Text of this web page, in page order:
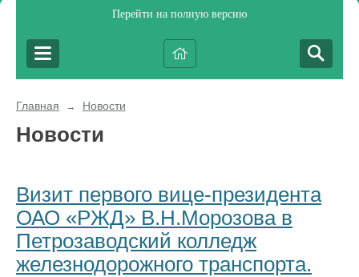
Перейти на полную версию
Главная → Новости
Новости
Визит первого вице-президента
ОАО «РЖД» В.Н.Морозова в
Петрозаводский колледж
железнодорожного транспорта.